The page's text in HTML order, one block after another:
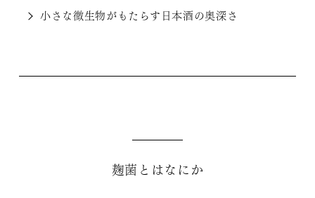
小さな微生物がもたらす日本酒の奥深さ
麹菌とはなにか